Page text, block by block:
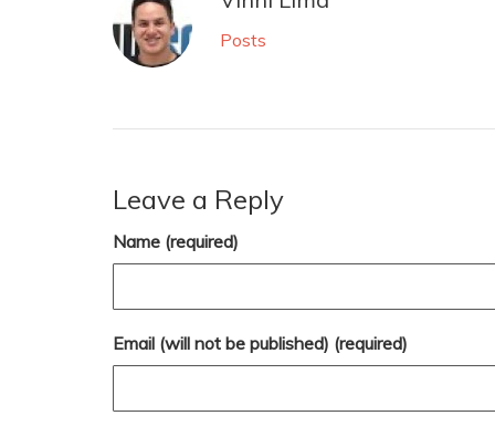
Posts
Leave a Reply
Name (required)
Email (will not be published) (required)